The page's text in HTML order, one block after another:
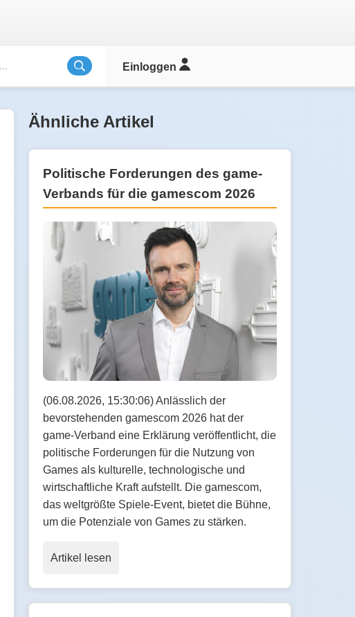
Einloggen
Ähnliche Artikel
Politische Forderungen des game-
Verbands für die gamescom 2026
(06.08.2026, 15:30:06) Anlässlich der
bevorstehenden gamescom 2026 hat der
game-Verband eine Erklärung veröffentlicht, die
politische Forderungen für die Nutzung von
Games als kulturelle, technologische und
wirtschaftliche Kraft aufstellt. Die gamescom,
das weltgrößte Spiele-Event, bietet die Bühne,
um die Potenziale von Games zu stärken.
Artikel lesen